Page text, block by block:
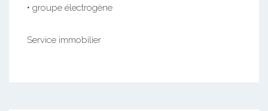
• groupe électrogène
Service immobilier